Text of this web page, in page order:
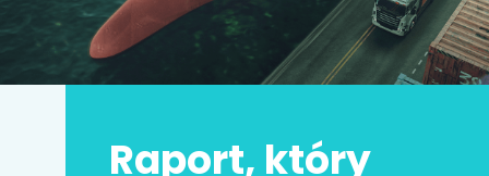
Zyskujesz prawdziwą przewagę konkurencyjną.
Może to Twojanajlepsza inwestycja w życiu!
Raport, który